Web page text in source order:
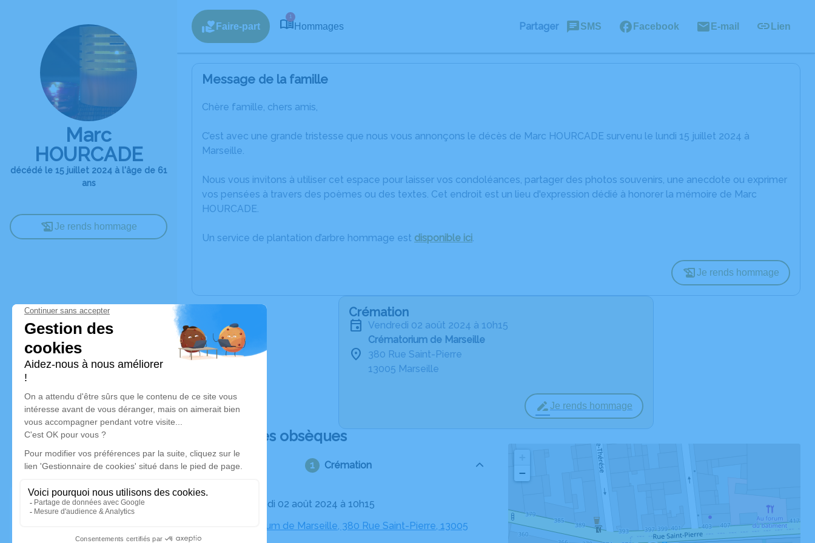
Marc
HOURCADE
décédé le 15 juillet 2024 à l'âge de 61
ans
Je rends hommage
Faire-part
1
Hommages Partager SMS Facebook E-mail Lien
Message de la famille
Chère famille, chers amis,
C’est avec une grande tristesse que nous vous annonçons le décès de Marc HOURCADE survenu le lundi 15 juillet 2024 à
Marseille.
Nous vous invitons à utiliser cet espace pour laisser vos condoléances, partager des photos souvenirs, une anecdote ou exprimer
vos pensées à travers des poèmes ou des textes. Cet endroit est un lieu d'expression dédié à honorer la mémoire de Marc
HOURCADE.
Un service de plantation d’arbre hommage est disponible ici.
Je rends hommage
Crémation
vendredi 02 août 2024 à 10h15
Crématorium de Marseille
380 Rue Saint-Pierre
13005 Marseille
Je rends hommage
Déroulé des obsèques
Crémation
Le vendredi 02 août 2024 à 10h15
Crématorium de Marseille, 380 Rue Saint-Pierre, 13005
−